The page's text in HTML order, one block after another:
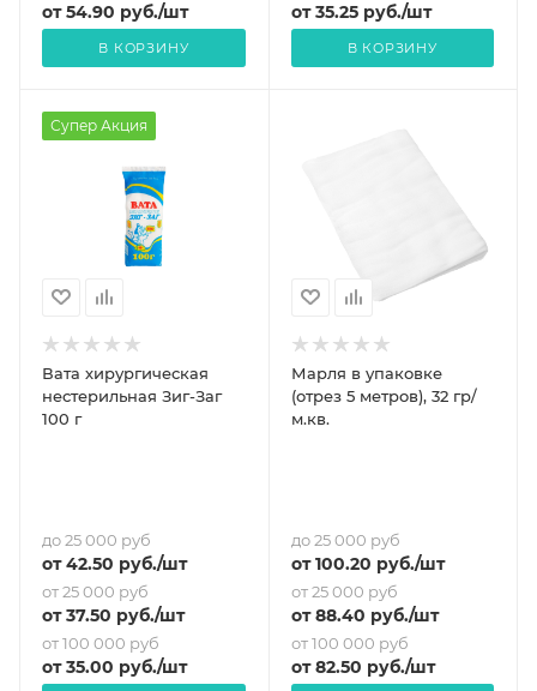
от54.90 руб./шт
В КОРЗИНУ
от35.25руб./шт
В КОРЗИНУ
Супер Акция
Вата хирургическая
нестерильная Зиг-Заг
100 г
до 25 000 руб
от42.50 руб./шт
от 25 000 руб
от37.50 руб./шт
от 100 000 руб
от35.00 руб./шт
Марля в упаковке
(отрез 5 метров), 32 гр/
м.кв.
до 25 000 руб
от100.20 руб./шт
от 25 000 руб
от88.40 руб./шт
от 100 000 руб
от82.50 руб./шт